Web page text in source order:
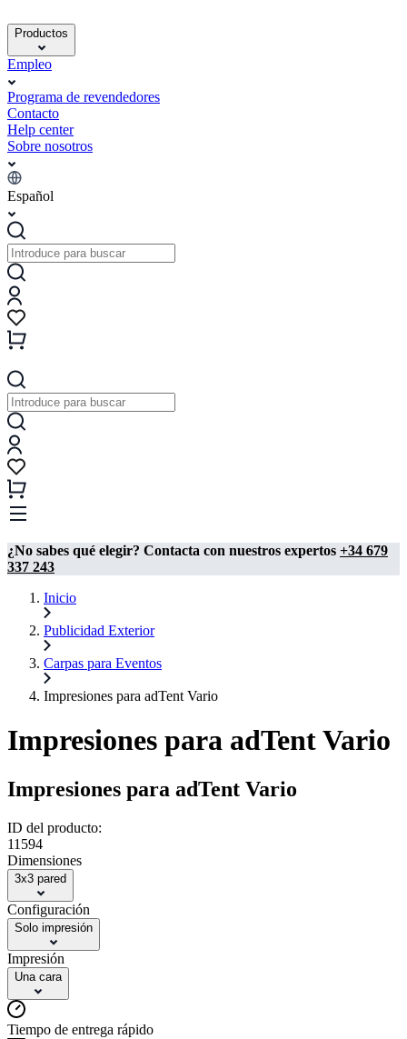
Productos
Empleo
Programa de revendedores
Contacto
Help center
Sobre nosotros
Español
¿No sabes qué elegir? Contacta con nuestros expertos +34 679
337 243
Inicio
Publicidad Exterior
Carpas para Eventos
Impresiones para adTent Vario
Impresiones para adTent Vario
Impresiones para adTent Vario
ID del producto:
11594
Dimensiones
3x3 pared
Configuración
Solo impresión
Impresión
Una cara
Tiempo de entrega rápido